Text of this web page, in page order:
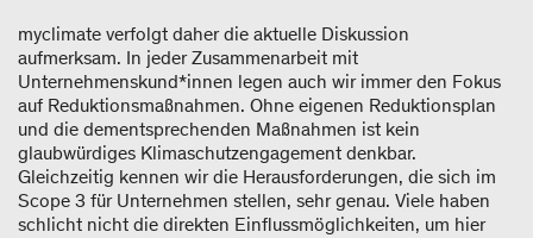
myclimate verfolgt daher die aktuelle Diskussion
aufmerksam. In jeder Zusammenarbeit mit
Unternehmenskund*innen legen auch wir immer den Fokus
auf Reduktionsmaßnahmen. Ohne eigenen Reduktionsplan
und die dementsprechenden Maßnahmen ist kein
glaubwürdiges Klimaschutzengagement denkbar.
Gleichzeitig kennen wir die Herausforderungen, die sich im
Scope 3 für Unternehmen stellen, sehr genau. Viele haben
schlicht nicht die direkten Einflussmöglichkeiten, um hier